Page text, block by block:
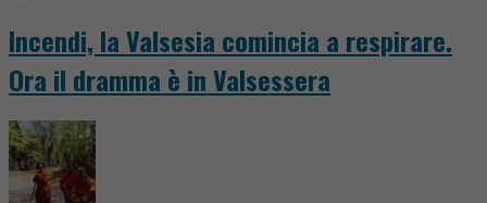
Incendi, la Valsesia comincia a respirare.
Ora il dramma è in Valsessera